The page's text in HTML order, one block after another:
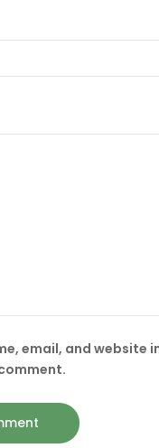
email, and website